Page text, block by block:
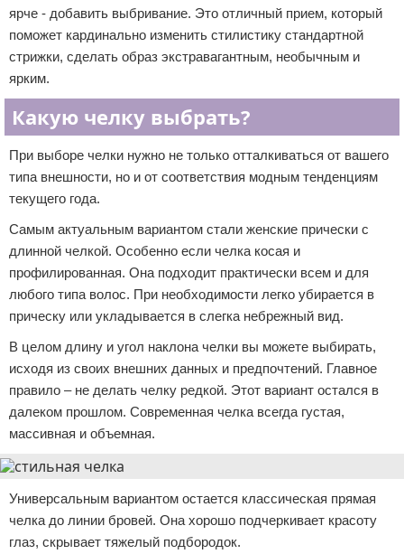
ярче - добавить выбривание. Это отличный прием, который
поможет кардинально изменить стилистику стандартной
стрижки, сделать образ экстравагантным, необычным и
ярким.
Какую челку выбрать?
При выборе челки нужно не только отталкиваться от вашего
типа внешности, но и от соответствия модным тенденциям
текущего года.
Самым актуальным вариантом стали женские прически с
длинной челкой. Особенно если челка косая и
профилированная. Она подходит практически всем и для
любого типа волос. При необходимости легко убирается в
прическу или укладывается в слегка небрежный вид.
В целом длину и угол наклона челки вы можете выбирать,
исходя из своих внешних данных и предпочтений. Главное
правило – не делать челку редкой. Этот вариант остался в
далеком прошлом. Современная челка всегда густая,
массивная и объемная.
Универсальным вариантом остается классическая прямая
челка до линии бровей. Она хорошо подчеркивает красоту
глаз, скрывает тяжелый подбородок.